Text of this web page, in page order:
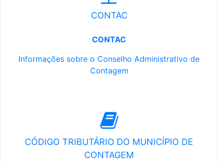
CONTAC
CONTAC
Informações sobre o Conselho Administrativo de
Contagem
CÓDIGO TRIBUTÁRIO DO MUNICÍPIO DE
CONTAGEM